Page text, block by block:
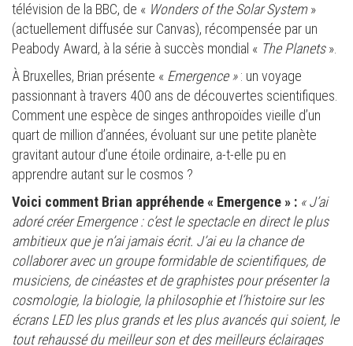
télévision de la BBC, de « Wonders of the Solar System»
(actuellement diffusée sur Canvas), récompensée par un
Peabody Award, à la série à succès mondial « The Planets».
À Bruxelles, Brian présente « Emergence »: un voyage
passionnant à travers 400 ans de découvertes scientifiques.
Comment une espèce de singes anthropoïdes vieille d’un
quart de million d’années, évoluant sur une petite planète
gravitant autour d’une étoile ordinaire, a-t-elle pu en
apprendre autant sur le cosmos ?
Voici comment Brian appréhende « Emergence » : « J’ai
adoré créer Emergence : c’est le spectacle en direct le plus
ambitieux que je n’ai jamais écrit. J’ai eu la chance de
collaborer avec un groupe formidable de scientifiques, de
musiciens, de cinéastes et de graphistes pour présenter la
cosmologie, la biologie, la philosophie et l’histoire sur les
écrans LED les plus grands et les plus avancés qui soient, le
tout rehaussé du meilleur son et des meilleurs éclairages